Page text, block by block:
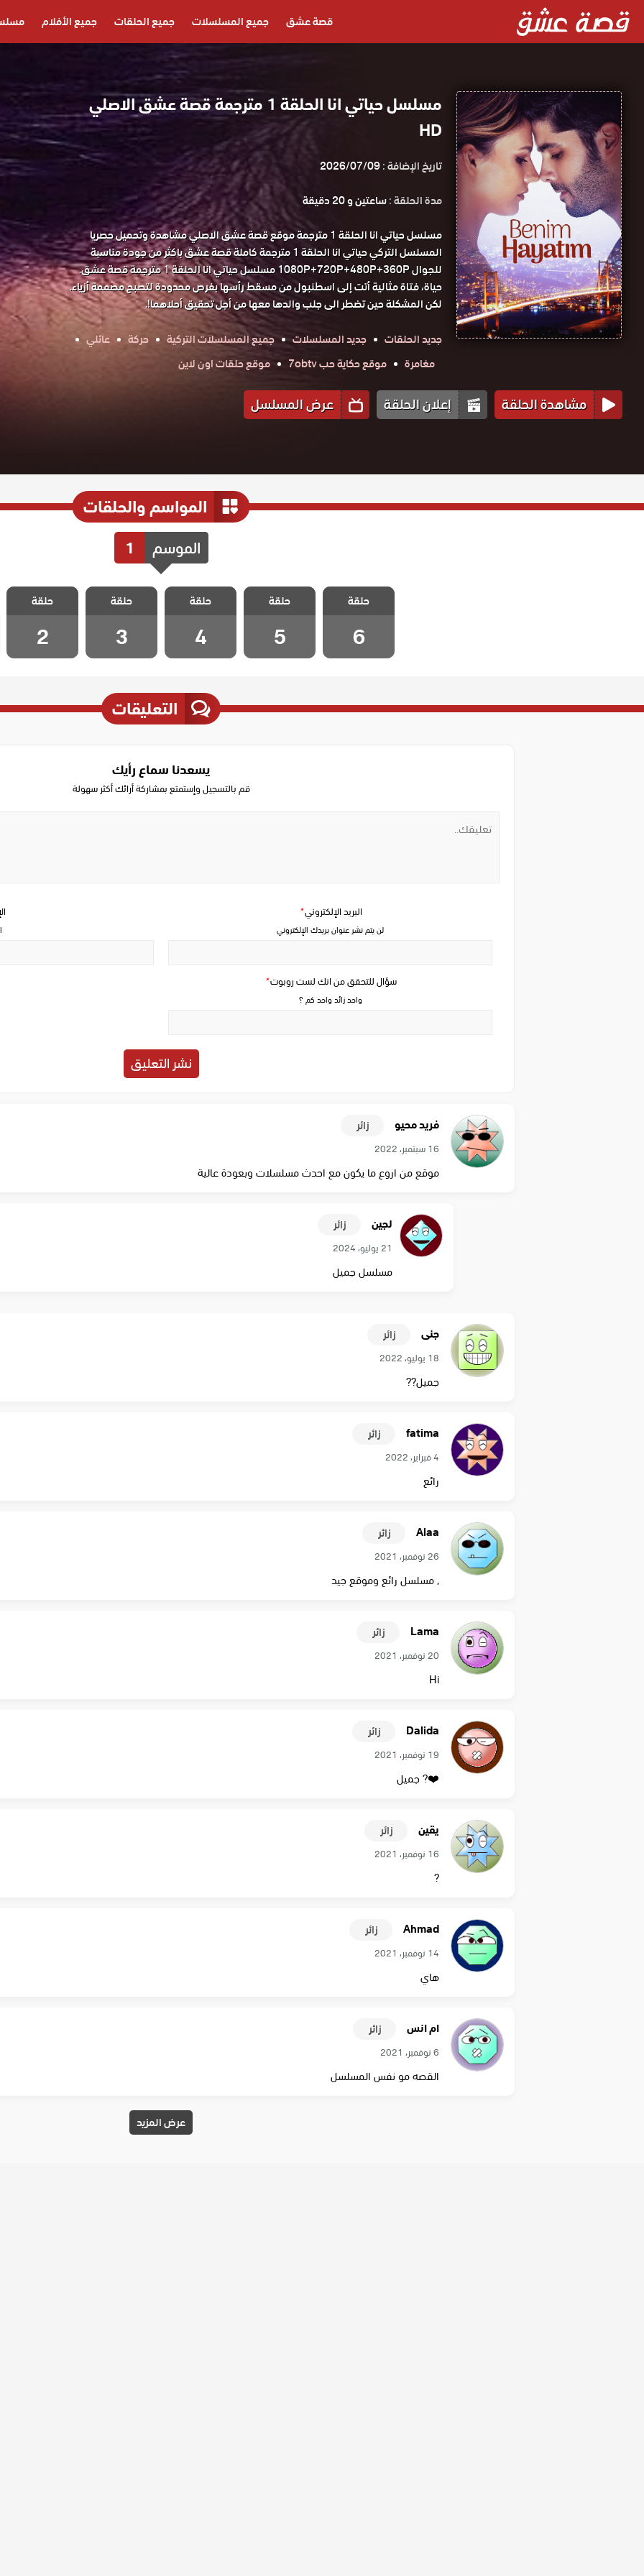
قصة عشق جميع المسلسلات جميع الحلقات جميع الأفلام
مسلسل حياتي انا الحلقة 1 مترجمة قصة عشق الاصلي
HD
تاريخ الإضافة :2026/07/09
مدة الحلقة :ساعتين و 20 دقيقة
مسلسل حياتي انا الحلقة 1 مترجمة موقع قصة عشق الاصلي مشاهدة وتحميل حصريا
المسلسل التركي حياتي انا الحلقة 1 مترجمة كاملة قصة عشق باكثر من جودة مناسبة
للجوال 1080P+720P+480P+360P مسلسل حياتي انا الحلقة 1 مترجمة قصة عشق.
حياة، فتاة مثالية أتت إلى اسطنبول من مسقط رأسها بفرص محدودة لتصبح مصممة أزياء.
لكن المشكلة حين تضطر الى جلب والدها معها من أجل تحقيق أحلاهما!.
جديد الحلقات
جديد المسلسلات جميع المسلسلات التركية حركة
عائلي
مغامرة
موقع حكاية حب 7obtv موقع حلقات اون لاين
مشاهدة الحلقة إعلان الحلقة عرض المسلسل
المواسم والحلقات
الموسم 1
مسلسل حياتي
والاخيرة
حلقة
6
مسلسل حياتي
انا الحلقة 5
حلقة
5
مسلسل حياتي
انا الحلقة 4
حلقة
4
مسلسل حياتي
انا الحلقة 3
حلقة
3
مسلسل حياتي
انا الحلقة 2
حلقة
2
التعليقات
يسعدنا سماع رأيك
قم بالتسجيل وإستمتع بمشاركة أرائك أكثر سهولة
سؤال للتحقق من انك لست روبوت*
واحد زائد واحد كم ؟
البريد الإلكتروني*
لن يتم نشر عنوان بريدك الإلكتروني
فريد محيو زائر
16 سبتمبر، 2022
موقع من اروع ما يكون مع احدث مسلسلات وبعودة عالية
لجين زائر
21 يوليو، 2024
مسلسل جميل
جنى زائر
18 يوليو، 2022
جميل??
fatima زائر
4 فبراير، 2022
رائع
Alaa زائر
26 نوفمبر، 2021
, مسلسل رائع وموقع جيد
Lama زائر
20 نوفمبر، 2021
Hi
Dalida زائر
19 نوفمبر، 2021
❤️? جميل
يقين زائر
16 نوفمبر، 2021
?
Ahmad زائر
14 نوفمبر، 2021
هاي
ام انس زائر
6 نوفمبر، 2021
القصه مو نفس المسلسل
عرض المزيد